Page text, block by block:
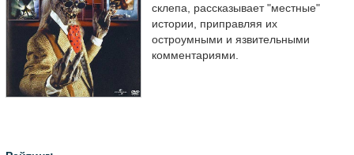
склепа, рассказывает "местные"
истории, приправляя их
остроумными и язвительными
комментариями.